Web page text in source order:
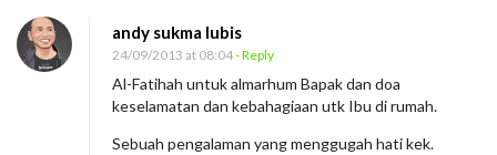
andy sukma lubis
24/09/2013 at 08:04- Reply
Al-Fatihah untuk almarhum Bapak dan doa
keselamatan dan kebahagiaan utk Ibu di rumah.
Sebuah pengalaman yang menggugah hati kek.